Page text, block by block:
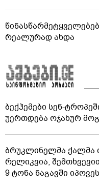
რეალურად ახდა
ბექჰემები სენ-
უერთდება ოჯახურ
ბრუკლინელმა ქალმა
რელიკვია,
9 ტონა ნაგავში იპოვეს